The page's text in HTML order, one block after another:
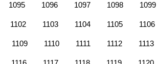
1095 1096 1097 1098 1099
1102 1103 1104 1105 1106
1109 1110 1111 1112 1113